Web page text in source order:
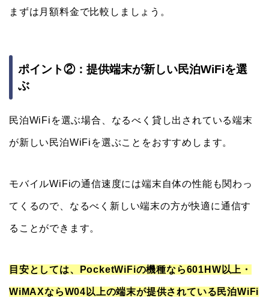
まずは月額料金で比較しましょう。
ポイント②：提供端末が新しい民泊WiFiを選
ぶ
民泊WiFiを選ぶ場合、なるべく貸し出されている端末
が新しい民泊WiFiを選ぶことをおすすめします。
モバイルWiFiの通信速度には端末自体の性能も関わっ
てくるので、なるべく新しい端末の方が快適に通信す
ることができます。
目安としては、PocketWiFiの機種なら601HW以上・
WiMAXならW04以上の端末が提供されている民泊WiFi